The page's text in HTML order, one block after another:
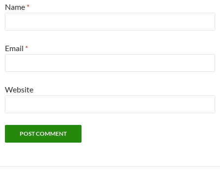
Name *
Email *
Website